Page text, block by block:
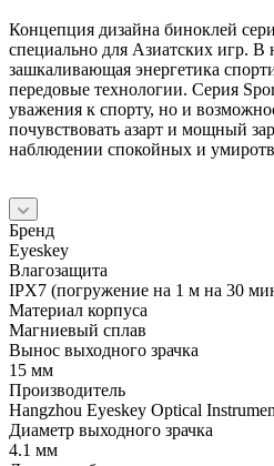
Концепция дизайна биноклей
специально для Азиатских игр. В
зашкаливающая энергетика
передовые технологии. Серия
уважения к спорту, но и
почувствовать азарт и мощный
наблюдении спокойных и
Бренд
Eyeskey
Влагозащита
IPX7 (погружение на 1 м на 30
Материал корпуса
Магниевый сплав
Вынос выходного зрачка
15 мм
Производитель
Hangzhou Eyeskey Optical
Диаметр выходного зрачка
4.1 мм